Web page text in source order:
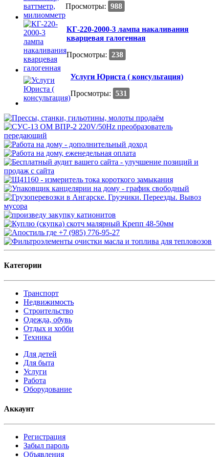
Просмотры: 988
КГ-220-2000-3 лампа накаливания
кварцевая галогенная
Просмотры: 238
Услуги Юриста ( консультация)
Просмотры: 531
Категории
Транспорт
Недвижимость
Строительство
Одежда, обувь
Отдых и хобби
Техника
Для детей
Для быта
Услуги
Работа
Оборудование
Аккаунт
Регистрация
Забыл пароль
Объявления